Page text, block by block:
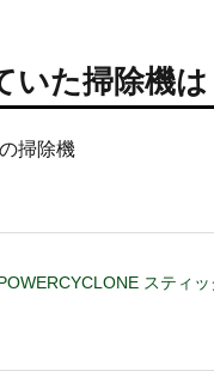
いた掃除機は
掃除機
スティ